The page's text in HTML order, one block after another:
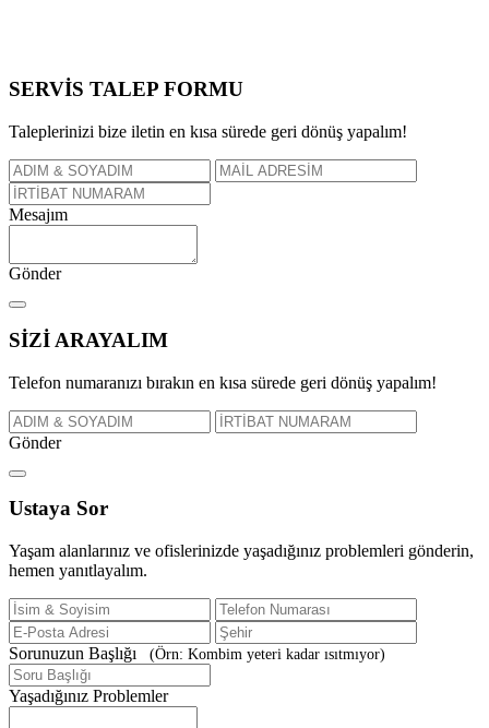
SERVİS TALEP FORMU
Taleplerinizi bize iletin en kısa sürede geri dönüş yapalım!
Mesajım
Gönder
SİZİ ARAYALIM
Telefon numaranızı bırakın en kısa sürede geri dönüş yapalım!
Gönder
Ustaya Sor
Yaşam alanlarınız ve ofislerinizde yaşadığınız problemleri gönderin,
hemen yanıtlayalım.
Sorunuzun Başlığı (Örn: Kombim yeteri kadar ısıtmıyor)
Yaşadığınız Problemler